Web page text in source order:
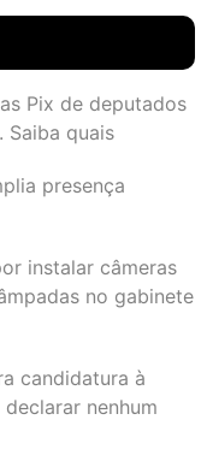
Pix de deputados
Saiba quais
presença
instalar câmeras
no gabinete
candidatura à
nenhum